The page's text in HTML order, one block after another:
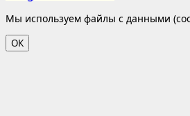
Мы используем файлы с данными
ОК